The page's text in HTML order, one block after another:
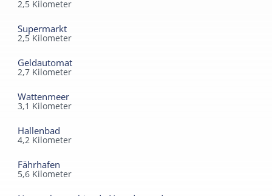
2,5 Kilometer
Supermarkt
2,5 Kilometer
Geldautomat
2,7 Kilometer
Wattenmeer
3,1 Kilometer
Hallenbad
4,2 Kilometer
Fährhafen
5,6 Kilometer